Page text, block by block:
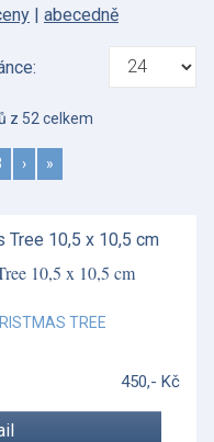
| abecedně
z 52 celkem
› »
10,5 x 10,5 cm
TREE
450,- Kč